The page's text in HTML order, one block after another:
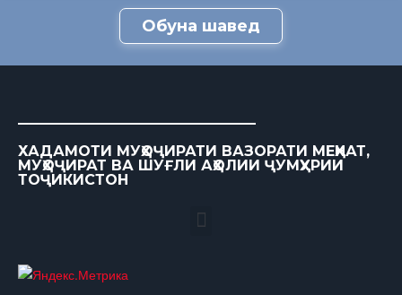
Обуна шавед
ХАДАМОТИ МУҲОҶИРАТИ ВАЗОРАТИ МЕҲНАТ,
МУҲОҶИРАТ ВА ШУҒЛИ АҲОЛИИ ҶУМҲУРИИ
ТОҶИКИСТОН